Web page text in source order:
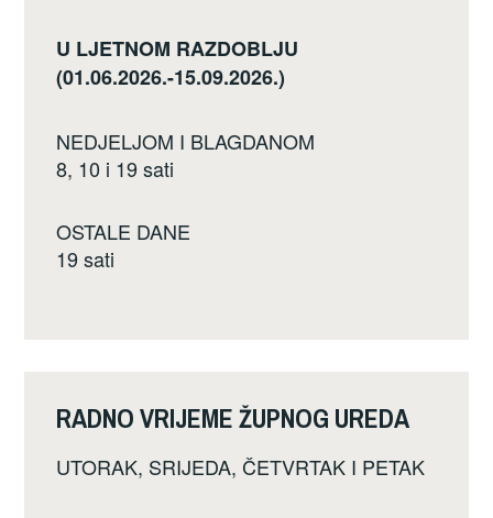
U LJETNOM RAZDOBLJU
(01.06.2026.-15.09.2026.)
NEDJELJOM I BLAGDANOM
8, 10 i 19 sati
OSTALE DANE
19 sati
RADNO VRIJEME ŽUPNOG UREDA
UTORAK, SRIJEDA, ČETVRTAK I PETAK